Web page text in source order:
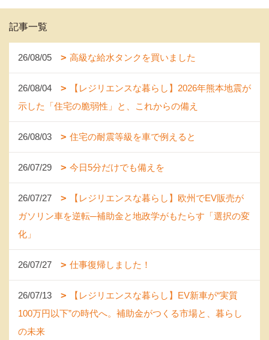
記事一覧
26/08/05 高級な給水タンクを買いました
26/08/04
【レジリエンスな暮らし】2026年熊本地震が
示した「住宅の脆弱性」と、これからの備え
26/08/03 住宅の耐震等級を車で例えると
26/07/29 今日5分だけでも備えを
26/07/27
【レジリエンスな暮らし】欧州でEV販売が
ガソリン車を逆転─補助金と地政学がもたらす「選択の変
化」
26/07/27 仕事復帰しました！
26/07/13
【レジリエンスな暮らし】EV新車が“実質
100万円以下”の時代へ。補助金がつくる市場と、暮らし
の未来